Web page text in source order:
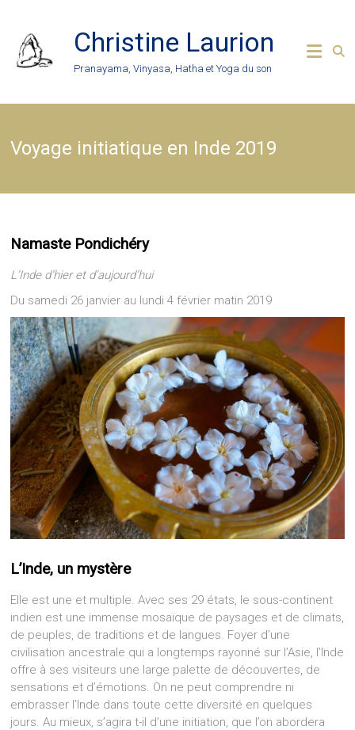
content
Christine Laurion
Pranayama, Vinyasa, Hatha et Yoga du son
Voyage initiatique en Inde 2019
Namaste Pondichéry
L’Inde d’hier et d’aujourd’hui
Du samedi 26 janvier au lundi 4 février matin 2019
L’Inde, un mystère
Elle est une et multiple. Avec ses 29 états, le sous-continent
indien est une immense mosaïque de paysages et de climats,
de peuples, de traditions et de langues. Foyer d’une
civilisation ancestrale qui a longtemps rayonné sur l’Asie, l’Inde
offre à ses visiteurs une large palette de découvertes, de
sensations et d’émotions. On ne peut comprendre ni
embrasser l’Inde dans toute cette diversité en quelques
jours. Au mieux, s’agira t-il d’une initiation, que l’on abordera